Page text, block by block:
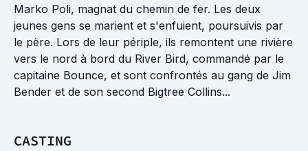
Marko Poli, magnat du chemin de fer. Les deux
jeunes gens se marient et s'enfuient, poursuivis par
le père. Lors de leur périple, ils remontent une rivière
vers le nord à bord du River Bird, commandé par le
capitaine Bounce, et sont confrontés au gang de Jim
Bender et de son second Bigtree Collins...
CASTING